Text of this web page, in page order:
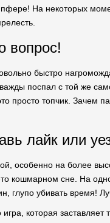
На некоторых
вопрос!
быстро
поспал с той же
просто топчик. Зачем
лайк или
особенно на более
кошмарном сне. На
глупо убивать время!
игра, которая